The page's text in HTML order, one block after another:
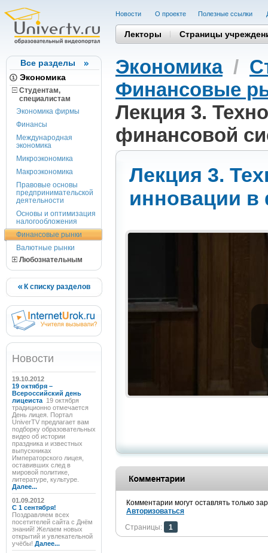
Все разделы
Экономика
Студентам,
cпециалистам
Экономика фирмы
Финансы
Международная
экономика
Микроэкономика
Макроэкономика
Правовые основы
предпринимательской
деятельности
Основы и оптимизация
налогообложения
Финансовые рынки
Валютные рынки
Любознательным
К списку разделов
Новости
19.10.2012
19 октября –
Всероссийский день
лицеиста 19 октября
традиционно отмечается
День лицея. Портал
UniverTV предлагает вам
подборку образовательных
видео об истории
праздника и известных
выпускниках
Императорского лицея,
оставивших след в
мировой политике,
литературе, культуре.
Далее...
01.09.2012
C 1 сентября!
Поздравляем всех
посетителей сайта с Днём
знаний! Желаем новых
открытий и увлекательной
учёбы! Далее...
Новости О проекте Полезные cсылки
Лекторы Страницы
Экономика/
Финансовые
Лекция 3.
финансовой
Лекция 3.
инновации в
Комментарии могут оставлять только
Авторизоваться
Страницы:
1